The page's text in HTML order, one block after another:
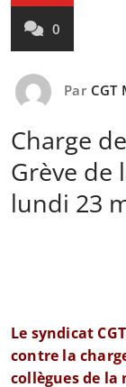
0
Par CGT
Charge
Grève de
lundi 23
Le syndicat
contre la
collègues de la